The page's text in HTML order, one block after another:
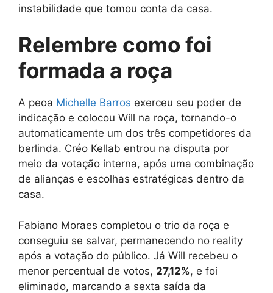
instabilidade que tomou conta da casa.
Relembre como foi
formada a roça
A peoa Michelle Barros exerceu seu poder de
indicação e colocou Will na roça, tornando-o
automaticamente um dos três competidores da
berlinda. Créo Kellab entrou na disputa por
meio da votação interna, após uma combinação
de alianças e escolhas estratégicas dentro da
casa.
Fabiano Moraes completou o trio da roça e
conseguiu se salvar, permanecendo no reality
após a votação do público. Já Will recebeu o
menor percentual de votos, 27,12%, e foi
eliminado, marcando a sexta saída da